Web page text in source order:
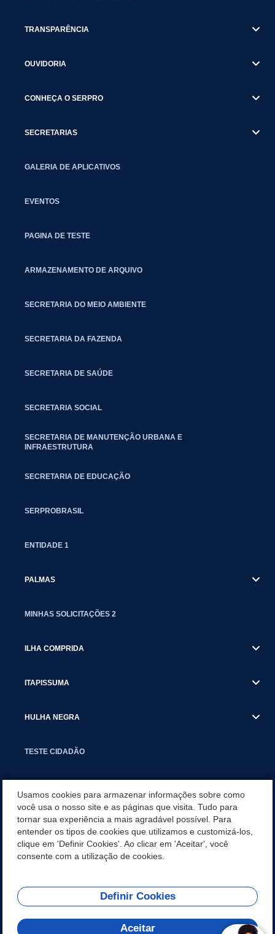
TRANSPARÊNCIA
OUVIDORIA
CONHEÇA O SERPRO
SECRETARIAS
GALERIA DE APLICATIVOS
EVENTOS
PAGINA DE TESTE
ARMAZENAMENTO DE ARQUIVO
SECRETARIA DO MEIO AMBIENTE
SECRETARIA DA FAZENDA
SECRETARIA DE SAÚDE
SECRETARIA SOCIAL
SECRETARIA DE MANUTENÇÃO URBANA E
INFRAESTRUTURA
SECRETARIA DE EDUCAÇÃO
SERPROBRASIL
ENTIDADE 1
PALMAS
MINHAS SOLICITAÇÕES 2
ILHA COMPRIDA
ITAPISSUMA
HULHA NEGRA
TESTE CIDADÃO
BANCO DE IMAGENS
DIÁRIO OFICIAL
REDES SOCIAIS
Usamos cookies para armazenar informações sobre como
você usa o nosso site e as páginas que visita. Tudo para
tornar sua experiência a mais agradável possível. Para
entender os tipos de cookies que utilizamos e customizá-los,
clique em 'Definir Cookies'. Ao clicar em 'Aceitar', você
consente com a utilização de cookies.
Definir Cookies
Aceitar